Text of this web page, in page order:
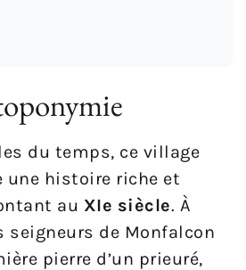
du temps, ce village
une histoire riche et
au XIe siècle. À
seigneurs de Monfalcon
pierre d’un prieuré,